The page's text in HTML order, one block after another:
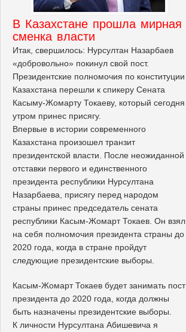
В Казахстане прошла мирная
сменка власти
Итак, свершилось: Нурсултан Назарбаев
«добровольно» покинул свой пост.
Президентские полномочия по конституции
Казахстана перешли к спикеру Сената
Касыму-Жомарту Токаеву, который сегодня
утром принес присягу.
Впервые в истории современного
Казахстана произошел транзит
президентской власти. После неожиданной
отставки первого и единственного
президента республики Нурсултана
Назарбаева, присягу перед народом
страны принес председатель сената
республики Касым-Жомарт Токаев. Он взял
на себя полномочия президента страны до
2020 года, когда в стране пройдут
следующие президентские выборы.
Касым-Жомарт Токаев будет занимать пост
президента до 2020 года, когда должны
быть назначены президентские выборы.
К личности Нурсултана Абишевича я